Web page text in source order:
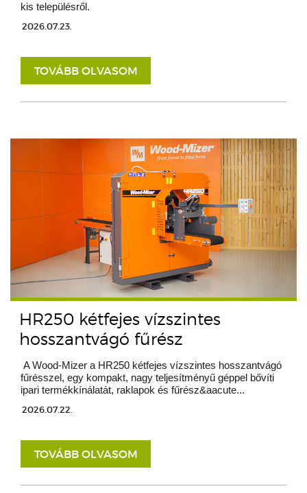
kis településről.
2026.07.23.
TOVÁBB OLVASOM
HR250 kétfejes vízszintes
hosszantvágó fűrész
A Wood-Mizer a HR250 kétfejes vízszintes hosszantvágó
fűrésszel, egy kompakt, nagy teljesítményű géppel bővíti
ipari termékkínálatát, raklapok és fűrész&aacute...
2026.07.22.
TOVÁBB OLVASOM